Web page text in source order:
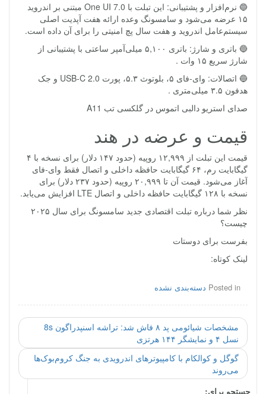
🔵 نرم‌افزار و پشتیبانی: این تبلت با One UI 7.0 مبتنی بر اندروید
۱۵ عرضه می‌شود و سامسونگ وعده ارائه هفت آپدیت اصلی
سیستم‌عامل اندروید و هفت سال پچ امنیتی را برای آن داده است.
🔵 باتری و شارژ: باتری ۵,۱۰۰ میلی‌آمپر ساعتی با پشتیبانی از
شارژ سریع ۱۵ وات .
🔵 اتصالات: وای-فای ۵، بلوتوث ۵.۳، پورت USB-C 2.0 و جک
هدفون ۳.۵ میلی‌متری .
صدای استریو دالبی اتموس در گلکسی تب A11
قیمت و عرضه در هند
قیمت این تبلت از ۱۲,۹۹۹ روپیه (حدود ۱۴۷ دلار) برای نسخه با ۴
گیگابایت رم، ۶۴ گیگابایت حافظه داخلی و اتصال فقط وای-فای
آغاز می‌شود. قیمت آن تا ۲۰,۹۹۹ روپیه (حدود ۲۳۷ دلار) برای
نسخه با ۱۲۸ گیگابایت حافظه داخلی و اتصال LTE افزایش می‌یابد.
نظر شما درباره تبلت اقتصادی جدید سامسونگ برای سال ۲۰۲۵
چیست؟
بفرست برای دوستات
لینک کوتاه:
Posted in دسته‌بندی نشده
مشخصات شیائومی پد ۸ فاش شد: تراشه اسنپدراگون 8s
نسل ۴ و نمایشگر ۱۴۴ هرتزی
گوگل و کوالکام با کامپیوترهای اندرویدی به جنگ کروم‌بوک‌ها
می‌روند
جستجو برای: